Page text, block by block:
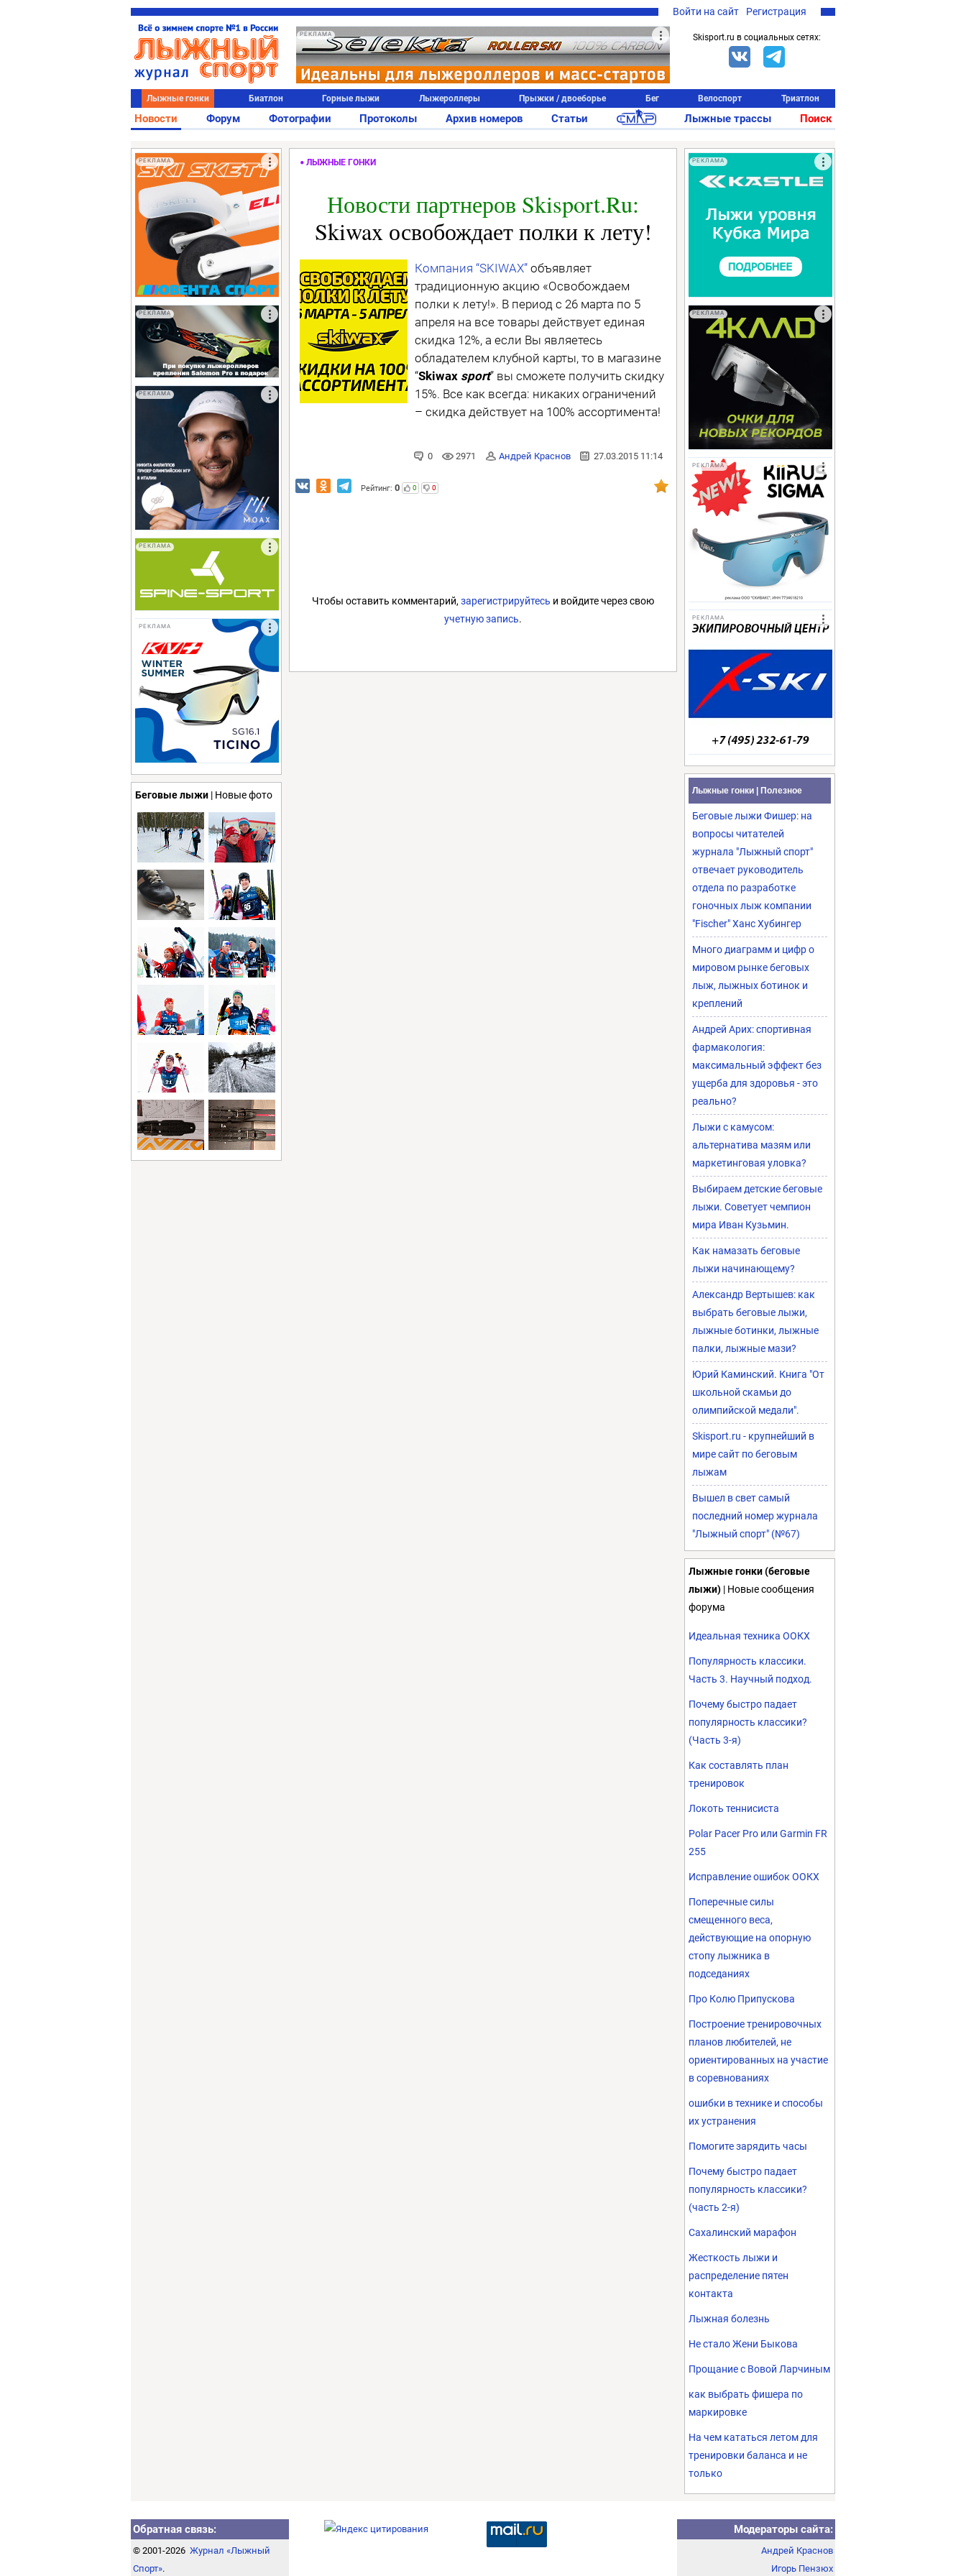
Войти на сайт Регистрация
РЕКЛАМА Skisport.ru в социальных сетях:
Лыжные гонки Биатлон Горные лыжи Лыжероллеры Прыжки / двоеборье Бег Велоспорт Триатлон
Новости Форум Фотографии Протоколы Архив номеров Статьи Лыжные трассы Поиск
РЕКЛАМА
РЕКЛАМА
РЕКЛАМА
РЕКЛАМА
РЕКЛАМА
Беговые лыжи | Новые фото
ЛЫЖНЫЕ ГОНКИ
Новости партнеров Skisport.Ru:
Skiwax освобождает полки к лету!
Компания “SKIWAX” объявляет
традиционную акцию «Освобождаем
полки к лету!». В период с 26 марта по 5
апреля на все товары действует единая
скидка 12%, а если Вы являетесь
обладателем клубной карты, то в магазине
“Skiwax sport” вы сможете получить скидку
15%. Все как всегда: никаких ограничений
– скидка действует на 100% ассортимента!
0 2971 Андрей Краснов 27.03.2015 11:14
Рейтинг: 0 0 0
Чтобы оставить комментарий, зарегистрируйтесь и войдите через свою
учетную запись.
РЕКЛАМА
РЕКЛАМА
РЕКЛАМА
РЕКЛАМА
Лыжные гонки | Полезное
Беговые лыжи Фишер: на
вопросы читателей
журнала "Лыжный спорт"
отвечает руководитель
отдела по разработке
гоночных лыж компании
"Fischer" Ханс Хубингер
Много диаграмм и цифр о
мировом рынке беговых
лыж, лыжных ботинок и
креплений
Андрей Арих: спортивная
фармакология:
максимальный эффект без
ущерба для здоровья - это
реально?
Лыжи с камусом:
альтернатива мазям или
маркетинговая уловка?
Выбираем детские беговые
лыжи. Советует чемпион
мира Иван Кузьмин.
Как намазать беговые
лыжи начинающему?
Александр Вертышев: как
выбрать беговые лыжи,
лыжные ботинки, лыжные
палки, лыжные мази?
Юрий Каминский. Книга "От
школьной скамьи до
олимпийской медали".
Skisport.ru - крупнейший в
мире сайт по беговым
лыжам
Вышел в свет самый
последний номер журнала
"Лыжный спорт" (№67)
Лыжные гонки (беговые
лыжи) | Новые сообщения
форума
Идеальная техника ООКХ
Популярность классики.
Часть 3. Научный подход.
Почему быстро падает
популярность классики?
(Часть 3-я)
Как составлять план
тренировок
Локоть теннисиста
Polar Pacer Pro или Garmin FR
255
Исправление ошибок ООКХ
Поперечные силы
смещенного веса,
действующие на опорную
стопу лыжника в
подседаниях
Про Колю Припускова
Построение тренировочных
планов любителей, не
ориентированных на участие
в соревнованиях
ошибки в технике и способы
их устранения
Помогите зарядить часы
Почему быстро падает
популярность классики?
(часть 2-я)
Сахалинский марафон
Жесткость лыжи и
распределение пятен
контакта
Лыжная болезнь
Не стало Жени Быкова
Прощание с Вовой Ларчиным
как выбрать фишера по
маркировке
На чем кататься летом для
тренировки баланса и не
только
Обратная связь:
© 2001-2026 Журнал «Лыжный
Спорт».
Модераторы сайта:
Андрей Краснов
Игорь Пензюх